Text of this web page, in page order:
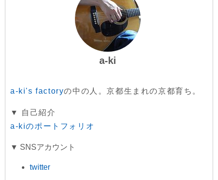
a-ki
a-ki's factoryの中の人。京都生まれの京都育ち。
▼ 自己紹介
a-kiのポートフォリオ
▼ SNSアカウント
twitter